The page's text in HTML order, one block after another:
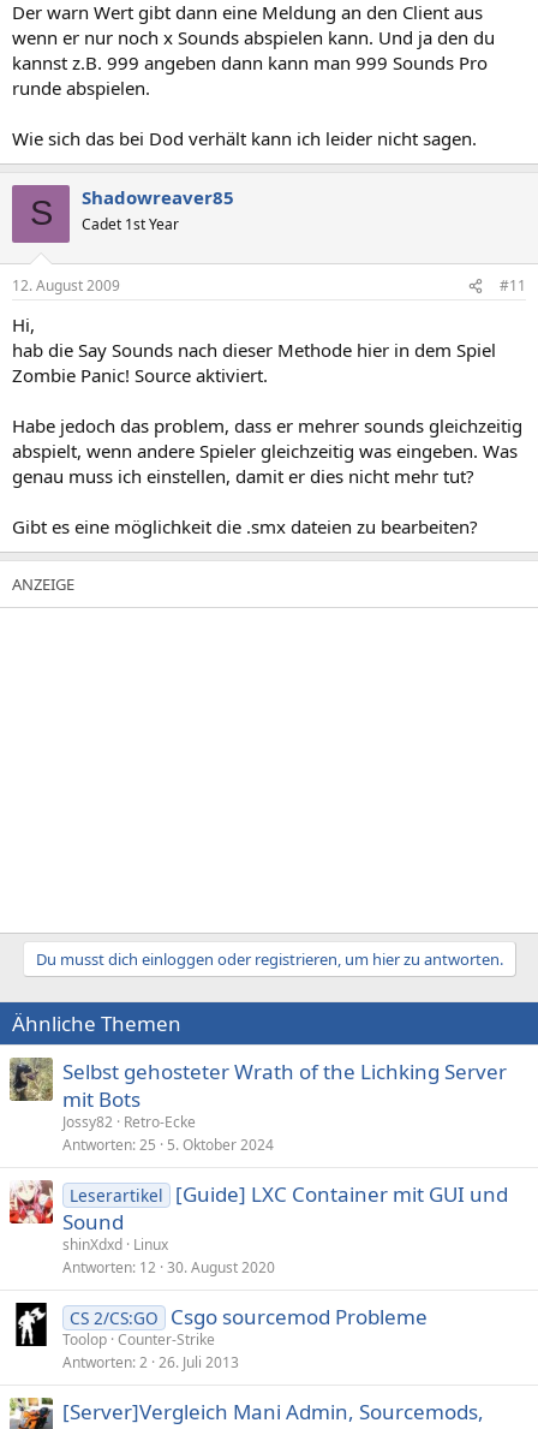
Der warn Wert gibt dann eine Meldung an den Client aus
wenn er nur noch x Sounds abspielen kann. Und ja den du
kannst z.B. 999 angeben dann kann man 999 Sounds Pro
runde abspielen.
Wie sich das bei Dod verhält kann ich leider nicht sagen.
S Shadowreaver85
Cadet 1st Year
12. August 2009 #11
Hi,
hab die Say Sounds nach dieser Methode hier in dem Spiel
Zombie Panic! Source aktiviert.
Habe jedoch das problem, dass er mehrer sounds gleichzeitig
abspielt, wenn andere Spieler gleichzeitig was eingeben. Was
genau muss ich einstellen, damit er dies nicht mehr tut?
Gibt es eine möglichkeit die .smx dateien zu bearbeiten?
Du musst dich einloggen oder registrieren, um hier zu antworten.
Ähnliche Themen
Selbst gehosteter Wrath of the Lichking Server
mit Bots
Jossy82 Retro-Ecke
Antworten 25 5. Oktober 2024
Leserartikel
[Guide] LXC Container mit GUI und
Sound
shinXdxd Linux
Antworten 12 30. August 2020
CS 2/CS:GO Csgo sourcemod Probleme
Toolop Counter-Strike
Antworten 2 26. Juli 2013
[Server]Vergleich Mani Admin, Sourcemods,